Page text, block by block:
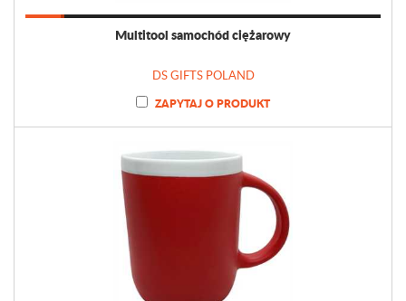
Multitool samochód ciężarowy
DS GIFTS POLAND
ZAPYTAJ O PRODUKT